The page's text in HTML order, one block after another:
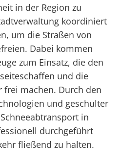
in der Region zu
koordiniert
um die Straßen von
Dabei kommen
zum Einsatz, die den
und die
frei machen. Durch den
und geschulter
in
durchgeführt
fließend zu halten.